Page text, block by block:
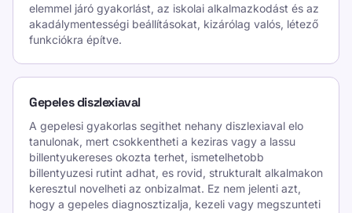
elemmel járó gyakorlást, az iskolai alkalmazkodást és az
akadálymentességi beállításokat, kizárólag valós, létező
funkciókra építve.
Gepeles diszlexiaval
A gepelesi gyakorlas segithet nehany diszlexiaval elo
tanulonak, mert csokkentheti a keziras vagy a lassu
billentyukereses okozta terhet, ismetelhetobb
billentyuzesi rutint adhat, es rovid, strukturalt alkalmakon
keresztul novelheti az onbizalmat. Ez nem jelenti azt,
hogy a gepeles diagnosztizalja, kezeli vagy megszunteti